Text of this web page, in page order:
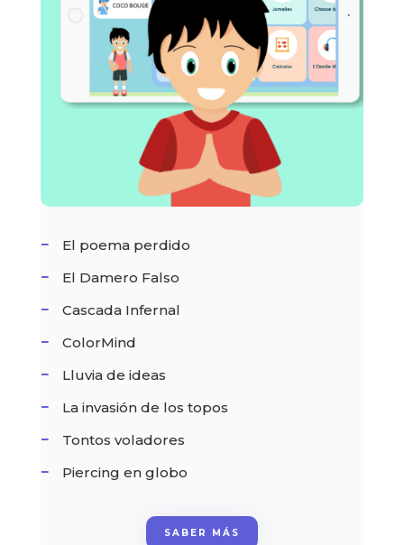
El poema perdido
El Damero Falso
Cascada Infernal
ColorMind
Lluvia de ideas
La invasión de los topos
Tontos voladores
Piercing en globo
SABER MÁS